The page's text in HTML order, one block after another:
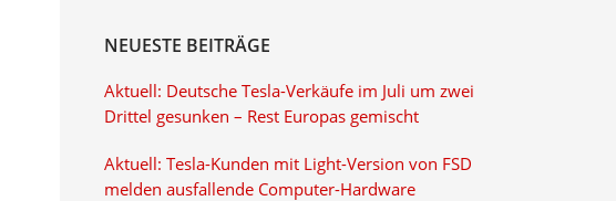
NEUESTE BEITRÄGE
Aktuell: Deutsche Tesla-Verkäufe im Juli um zwei
Drittel gesunken – Rest Europas gemischt
Aktuell: Tesla-Kunden mit Light-Version von FSD
melden ausfallende Computer-Hardware